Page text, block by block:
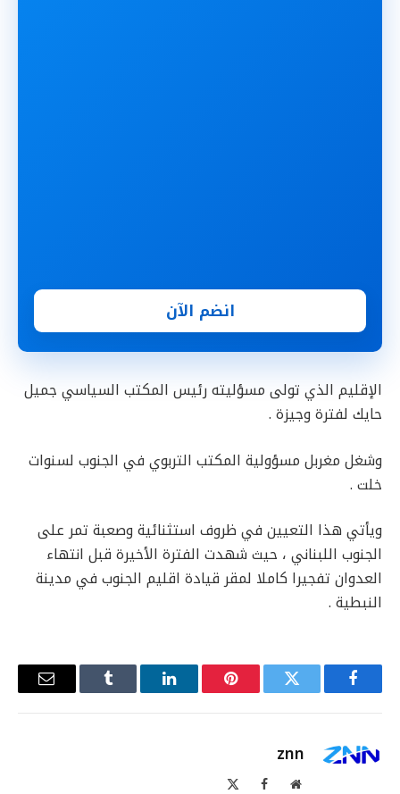
انضم الآن
الإقليم الذي تولى مسؤليته رئيس المكتب السياسي جميل
حايك لفترة وجيزة .
وشغل مغربل مسؤولية المكتب التربوي في الجنوب لسنوات
خلت .
ويأتي هذا التعيين في ظروف استثنائية وصعبة تمر على
الجنوب اللبناني ، حيث شهدت الفترة الأخيرة قبل انتهاء
العدوان تفجيرا كاملا لمقر قيادة اقليم الجنوب في مدينة
النبطية .
فيسبوك تويتر بينتيريستلينكدإن Tumblr
البريد
znn
موقع فيسبوك